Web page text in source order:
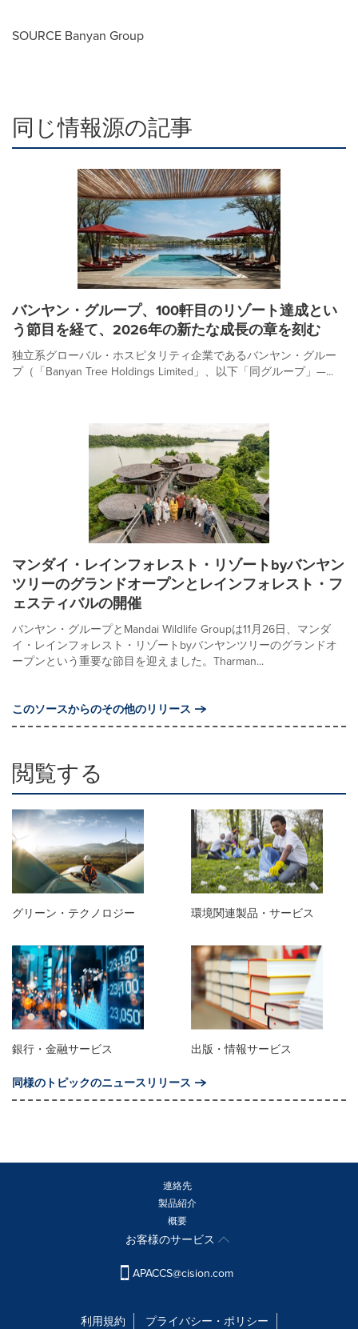
SOURCE Banyan Group
同じ情報源の記事
バンヤン・グループ、100軒目のリゾート達成とい
う節目を経て、2026年の新たな成長の章を刻む
独立系グローバル・ホスピタリティ企業であるバンヤン・グルー
プ（「Banyan Tree Holdings Limited」、以下「同グループ」—...
マンダイ・レインフォレスト・リゾートbyバンヤン
ツリーのグランドオープンとレインフォレスト・フ
ェスティバルの開催
バンヤン・グループとMandai Wildlife Groupは11月26日、マンダ
イ・レインフォレスト・リゾートbyバンヤンツリーのグランドオ
ープンという重要な節目を迎えました。Tharman...
このソースからのその他のリリース
閲覧する
グリーン・テクノロジー 環境関連製品・サービス
銀行・金融サービス 出版・情報サービス
同様のトピックのニュースリリース
連絡先
製品紹介
概要
お客様のサービス
APACCS@cision.com
利用規約 プライバシー・ポリシー